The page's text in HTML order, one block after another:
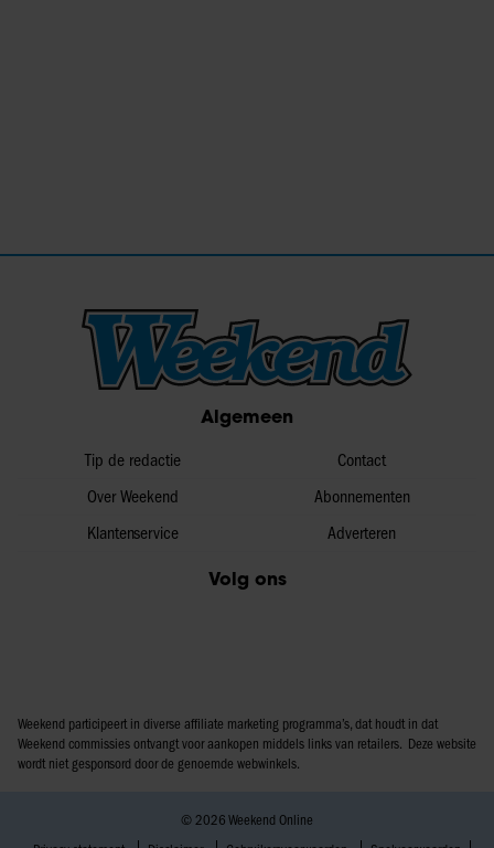
Algemeen
Tip de redactie
Over Weekend
Klantenservice
Contact
Abonnementen
Adverteren
Volg ons
Weekend participeert in diverse affiliate marketing programma’s, dat houdt in dat
Weekend commissies ontvangt voor aankopen middels links van retailers. Deze website
wordt niet gesponsord door de genoemde webwinkels.
© 2026 Weekend Online